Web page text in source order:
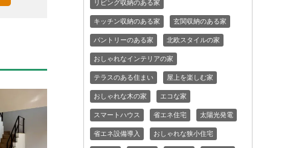
リビング収納のある家
キッチン収納のある家 玄関収納のある家
パントリーのある家 北欧スタイルの家
おしゃれなインテリアの家
テラスのある住まい 屋上を楽しむ家
おしゃれな木の家 エコな家
スマートハウス 省エネ住宅 太陽光発電
省エネ設備導入 おしゃれな狭小住宅